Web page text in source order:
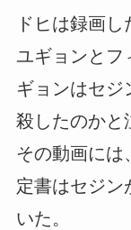
ドヒは録画し
ユギョンとフ
ギョンはセジ
殺したのかと
その動画には
定書はセジン
いた。